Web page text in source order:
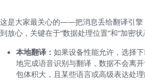
这是大家最关心的——把消息丢给翻译引擎
到放心，关键在于“数据处理位置”和“加密状
本地翻译： 如果设备性能允许，选择
地完成语音识别与翻译，数据不会离
包体积大，且某些语言或高级表达处理